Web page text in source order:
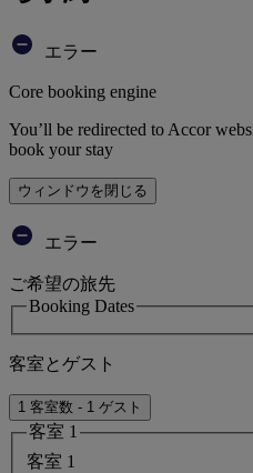
エラー
Core booking engine
You’ll be redirected to Accor
book your stay
ウィンドウを閉じる
エラー
ご希望の旅先
Booking Dates
客室とゲスト
1 客室数 - 1 ゲスト
客室 1
客室 1